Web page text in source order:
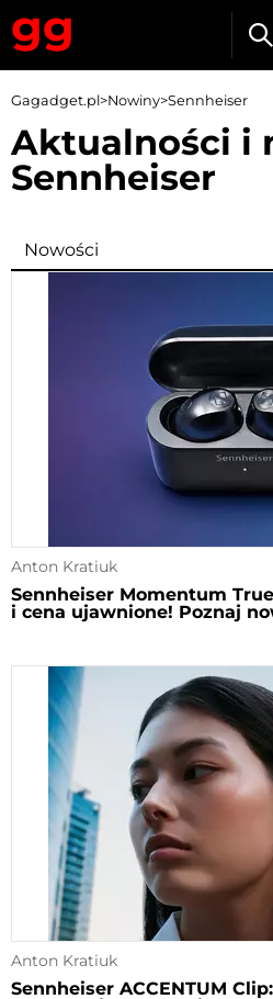
Gagadget.pl>Nowiny>Sennheiser
Aktualności i
Sennheiser
Nowości
Anton Kratiuk
Sennheiser Momentum
i cena ujawnione! Poznaj
Anton Kratiuk
Sennheiser ACCENTUM